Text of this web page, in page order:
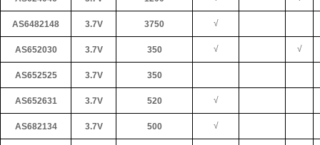
AS6482148 3.7V 3750 √
AS652030 3.7V 350 √ √
AS652525 3.7V 350
AS652631 3.7V 520 √
AS682134 3.7V 500 √